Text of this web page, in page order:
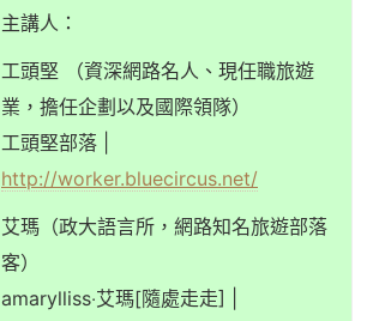
主講人：
工頭堅 （資深網路名人、現任職旅遊
業，擔任企劃以及國際領隊）
工頭堅部落 |
http://worker.bluecircus.net/
艾瑪（政大語言所，網路知名旅遊部落
客）
amarylliss‧艾瑪[隨處走走] |